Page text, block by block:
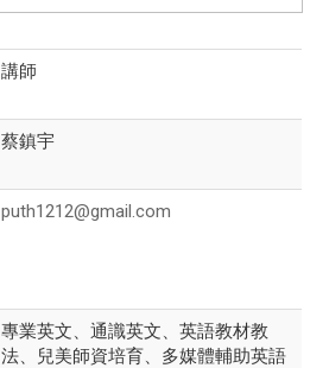
講師
蔡鎮宇
puth1212@gmail.com
專業英文、通識英文、英語教材教
法、兒美師資培育、多媒體輔助英語